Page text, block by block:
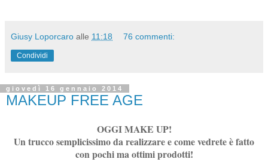
Giusy Loporcaro alle 11:18 76 commenti:
Condividi
giovedì 16 gennaio 2014
MAKEUP FREE AGE
OGGI MAKE UP!
Un trucco semplicissimo da realizzare e come vedrete è fatto
con pochi ma ottimi prodotti!